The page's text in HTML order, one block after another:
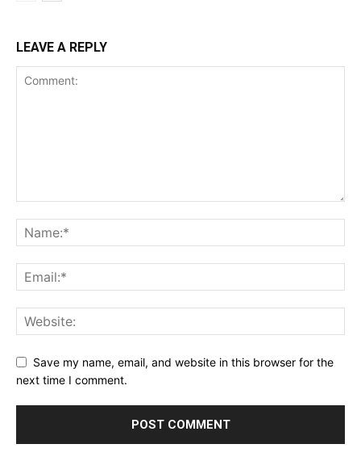
LEAVE A REPLY
Save my name, email, and website in this browser for the
next time I comment.